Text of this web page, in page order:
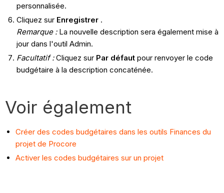
personnalisée.
Cliquez sur Enregistrer.
Remarque :La nouvelle description sera également mise à
jour dans l'outil Admin.
Facultatif :Cliquez sur Par défaut pour renvoyer le code
budgétaire à la description concaténée.
Voir également
Créer des codes budgétaires dans les outils Finances du
projet de Procore
Activer les codes budgétaires sur un projet